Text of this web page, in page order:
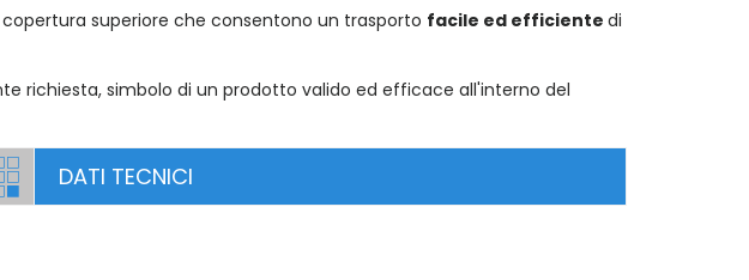
superiore che consentono un trasporto facile ed efficiente di
richiesta, simbolo di un prodotto valido ed efficace all'interno del
DATI TECNICI